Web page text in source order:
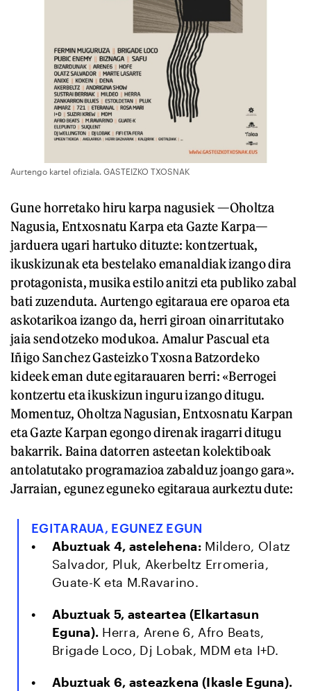
Aurtengo kartel ofiziala. GASTEIZKO TXOSNAK
Gune horretako hiru karpa nagusiek —Oholtza
Nagusia, Entxosnatu Karpa eta Gazte Karpa—
jarduera ugari hartuko dituzte: kontzertuak,
ikuskizunak eta bestelako emanaldiak izango dira
protagonista, musika estilo anitzi eta publiko zabal
bati zuzenduta. Aurtengo egitaraua ere oparoa eta
askotarikoa izango da, herri giroan oinarritutako
jaia sendotzeko modukoa. Amalur Pascual eta
Iñigo Sanchez Gasteizko Txosna Batzordeko
kideek eman dute egitarauaren berri: «Berrogei
kontzertu eta ikuskizun inguru izango ditugu.
Momentuz, Oholtza Nagusian, Entxosnatu Karpan
eta Gazte Karpan egongo direnak iragarri ditugu
bakarrik. Baina datorren asteetan kolektiboak
antolatutako programazioa zabalduz joango gara».
Jarraian, egunez eguneko egitaraua aurkeztu dute:
EGITARAUA, EGUNEZ EGUN
Abuztuak 4, astelehena:Mildero, Olatz
Salvador, Pluk, Akerbeltz Erromeria,
Guate-K eta M.Ravarino.
Abuztuak 5, asteartea (Elkartasun
Eguna). Herra, Arene 6, Afro Beats,
Brigade Loco, Dj Lobak, MDM eta I+D.
Abuztuak 6, asteazkena (Ikasle Eguna).